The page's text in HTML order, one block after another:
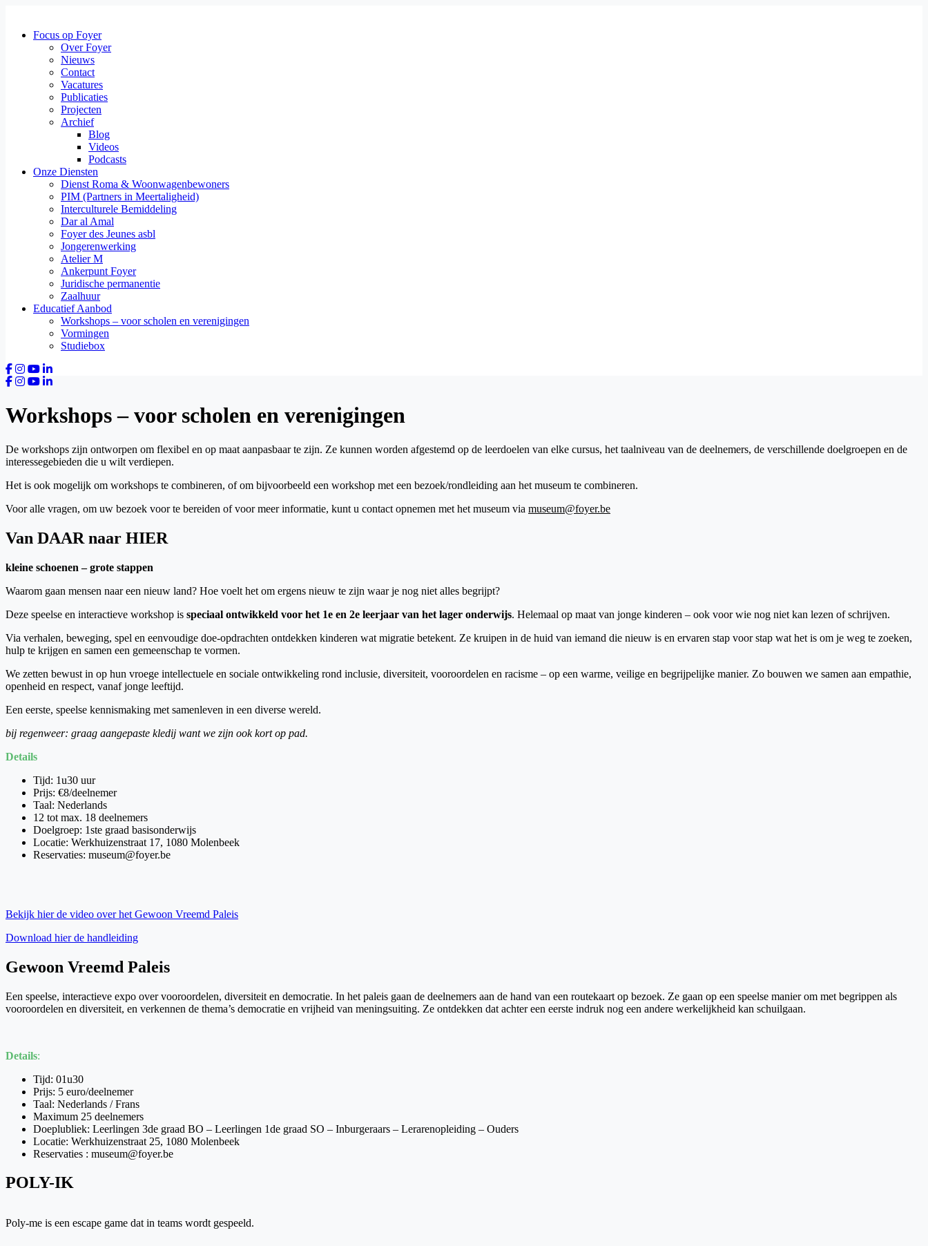
Focus op Foyer
Over Foyer
Nieuws
Contact
Vacatures
Publicaties
Projecten
Archief
Blog
Videos
Podcasts
Onze Diensten
Dienst Roma & Woonwagenbewoners
PIM (Partners in Meertaligheid)
Interculturele Bemiddeling
Dar al Amal
Foyer des Jeunes asbl
Jongerenwerking
Atelier M
Ankerpunt Foyer
Juridische permanentie
Zaalhuur
Educatief Aanbod
Workshops – voor scholen en verenigingen
Vormingen
Studiebox
Workshops – voor scholen en verenigingen
De workshops zijn ontworpen om flexibel en op maat aanpasbaar te zijn. Ze kunnen worden afgestemd op de leerdoelen van elke cursus, het taalniveau van de deelnemers, de verschillende doelgroepen en de
interessegebieden die u wilt verdiepen.
Het is ook mogelijk om workshops te combineren, of om bijvoorbeeld een workshop met een bezoek/rondleiding aan het museum te combineren.
Voor alle vragen, om uw bezoek voor te bereiden of voor meer informatie, kunt u contact opnemen met het museum via museum@foyer.be
Van DAAR naar HIER
kleine schoenen – grote stappen
Waarom gaan mensen naar een nieuw land? Hoe voelt het om ergens nieuw te zijn waar je nog niet alles begrijpt?
Deze speelse en interactieve workshop is speciaal ontwikkeld voor het 1e en 2e leerjaar van het lager onderwijs. Helemaal op maat van jonge kinderen – ook voor wie nog niet kan lezen of schrijven.
Via verhalen, beweging, spel en eenvoudige doe-opdrachten ontdekken kinderen wat migratie betekent. Ze kruipen in de huid van iemand die nieuw is en ervaren stap voor stap wat het is om je weg te zoeken,
hulp te krijgen en samen een gemeenschap te vormen.
We zetten bewust in op hun vroege intellectuele en sociale ontwikkeling rond inclusie, diversiteit, vooroordelen en racisme – op een warme, veilige en begrijpelijke manier. Zo bouwen we samen aan empathie,
openheid en respect, vanaf jonge leeftijd.
Een eerste, speelse kennismaking met samenleven in een diverse wereld.
bij regenweer: graag aangepaste kledij want we zijn ook kort op pad.
Details
Tijd: 1u30 uur
Prijs: €8/deelnemer
Taal: Nederlands
12 tot max. 18 deelnemers
Doelgroep: 1ste graad basisonderwijs
Locatie: Werkhuizenstraat 17, 1080 Molenbeek
Reservaties: museum@foyer.be
Bekijk hier de video over het Gewoon Vreemd Paleis
Download hier de handleiding
Gewoon Vreemd Paleis
Een speelse, interactieve expo over vooroordelen, diversiteit en democratie. In het paleis gaan de deelnemers aan de hand van een routekaart op bezoek. Ze gaan op een speelse manier om met begrippen als
vooroordelen en diversiteit, en verkennen de thema’s democratie en vrijheid van meningsuiting. Ze ontdekken dat achter een eerste indruk nog een andere werkelijkheid kan schuilgaan.
Details:
Tijd: 01u30
Prijs: 5 euro/deelnemer
Taal: Nederlands / Frans
Maximum 25 deelnemers
Doeplubliek: Leerlingen 3de graad BO – Leerlingen 1de graad SO – Inburgeraars – Lerarenopleiding – Ouders
Locatie: Werkhuizenstraat 25, 1080 Molenbeek
Reservaties : museum@foyer.be
POLY-IK
Poly-me is een escape game dat in teams wordt gespeeld.